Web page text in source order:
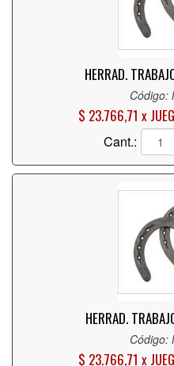
HERRAD.
Código:
$ 23.766,71 x JUEG
Cant.:
HERRAD.
Código:
$ 23.766,71 x JUEG